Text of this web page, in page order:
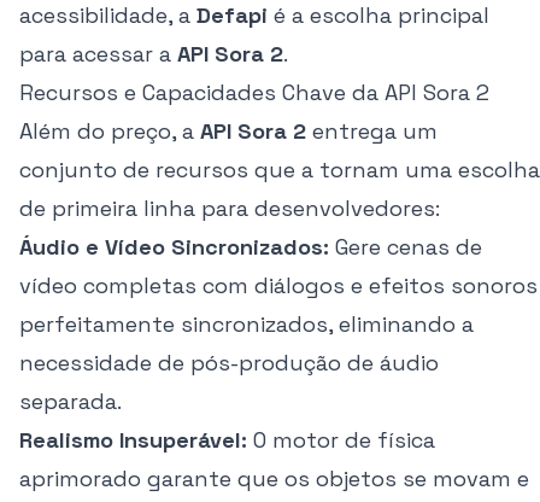
acessibilidade, a Defapi é a escolha principal
para acessar a API Sora 2.
Recursos e Capacidades Chave da API Sora 2
Além do preço, a API Sora 2 entrega um
conjunto de recursos que a tornam uma escolha
de primeira linha para desenvolvedores:
Áudio e Vídeo Sincronizados: Gere cenas de
vídeo completas com diálogos e efeitos sonoros
perfeitamente sincronizados, eliminando a
necessidade de pós-produção de áudio
separada.
Realismo Insuperável: O motor de física
aprimorado garante que os objetos se movam e